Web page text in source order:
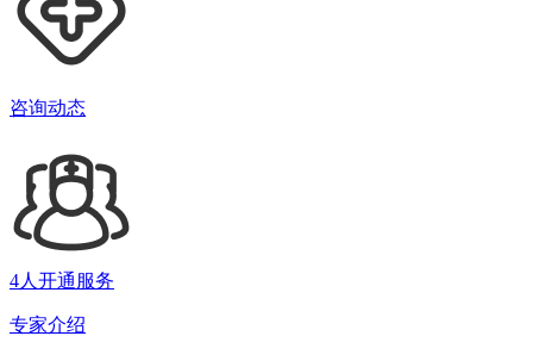
咨询动态
4人开通服务
专家介绍